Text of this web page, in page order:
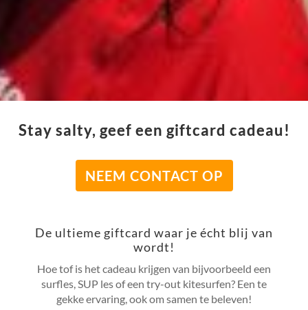
Stay salty, geef een giftcard cadeau!
NEEM CONTACT OP
De ultieme giftcard waar je écht blij van
wordt!
Hoe tof is het cadeau krijgen van bijvoorbeeld een
surfles, SUP les of een try-out kitesurfen? Een te
gekke ervaring, ook om samen te beleven!